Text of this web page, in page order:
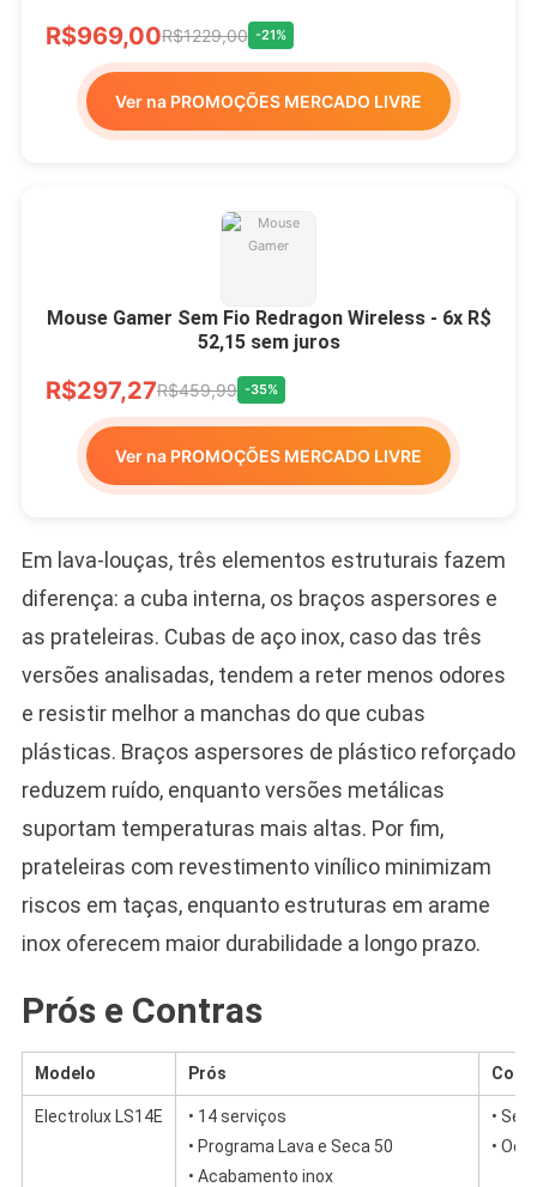
R$969,00R$1229,00 -21%
Ver na PROMOÇÕES MERCADO LIVRE
Mouse Gamer Sem Fio Redragon Wireless - 6x R$
52,15 sem juros
R$297,27R$459,99 -35%
Ver na PROMOÇÕES MERCADO LIVRE
Em lava-louças, três elementos estruturais fazem
diferença: a cuba interna, os braços aspersores e
as prateleiras. Cubas de aço inox, caso das três
versões analisadas, tendem a reter menos odores
e resistir melhor a manchas do que cubas
plásticas. Braços aspersores de plástico reforçado
reduzem ruído, enquanto versões metálicas
suportam temperaturas mais altas. Por fim,
prateleiras com revestimento vinílico minimizam
riscos em taças, enquanto estruturas em arame
inox oferecem maior durabilidade a longo prazo.
Prós e Contras
Modelo Prós
Electrolux LS14E
• 14 serviços
• Programa Lava e Seca 50
• Acabamento inox
•
•